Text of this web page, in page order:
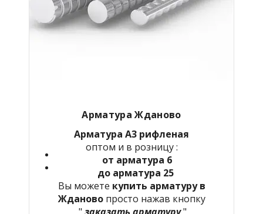
Арматура Жданово
Арматура А3 рифленая
оптом и в розницу :
от арматура 6
до арматура 25
Вы можете купить арматуру в
Жданово просто нажав кнопку